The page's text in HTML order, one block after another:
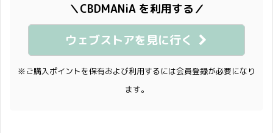
＼CBDMANiA を利用する／
ウェブストアを見に行く
※ご購入ポイントを保有および利用するには会員登録が必要になり
ます。